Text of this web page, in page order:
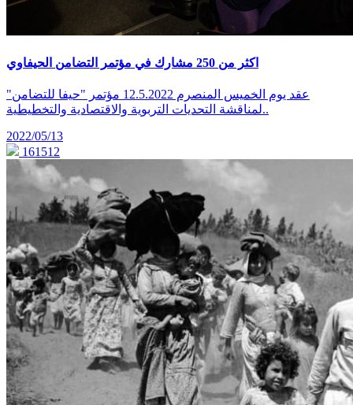
اكثر من 250 مشارك في مؤتمر التضامن الحيفاوي
عقد يوم الخميس المنصرم 12.5.2022 مؤتمر "حيفا للتضامن"
لمناقشة التحديات التربوية والاقتصادية والتخطيطية..
2022/05/13
161512